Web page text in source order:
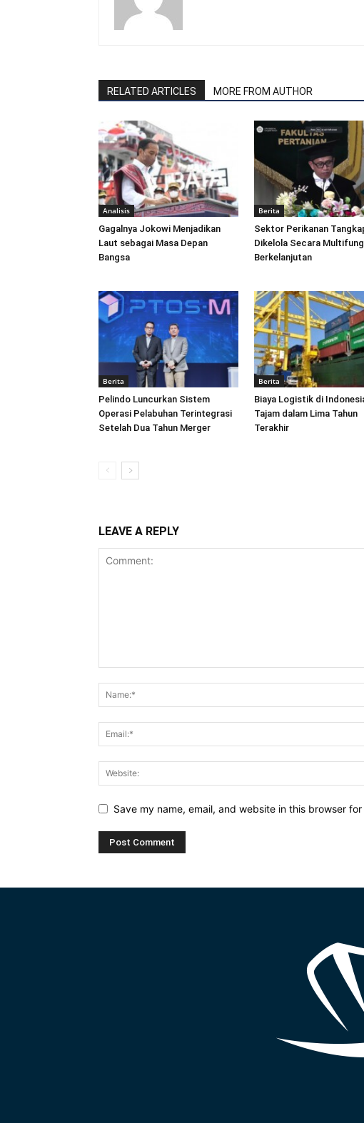
RELATED ARTICLES MORE FROM AUTHOR
Analisis
Gagalnya Jokowi Menjadikan
Laut sebagai Masa Depan
Bangsa
Berita
Sektor Perikanan
Dikelola Secara
Berkelanjutan
Berita
Pelindo Luncurkan Sistem
Operasi Pelabuhan Terintegrasi
Setelah Dua Tahun Merger
Berita
Biaya Logistik di
Tajam dalam Lima Tahun
Terakhir
LEAVE A REPLY
Save my name, email, and website in this browser